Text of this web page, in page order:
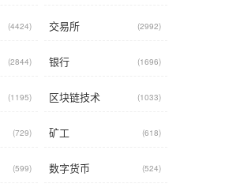
(4424) 交易所 (2992)
(2844) 银行 (1696)
(1195) 区块链技术 (1033)
(729) 矿工 (618)
(599) 数字货币 (524)